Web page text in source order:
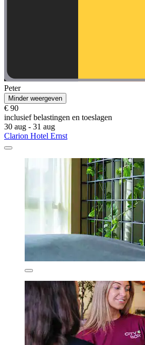
Peter
Minder weergeven
€ 90
inclusief belastingen en toeslagen
30 aug - 31 aug
Clarion Hotel Ernst